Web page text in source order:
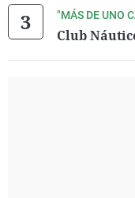
"MÁS DE UNO
Club